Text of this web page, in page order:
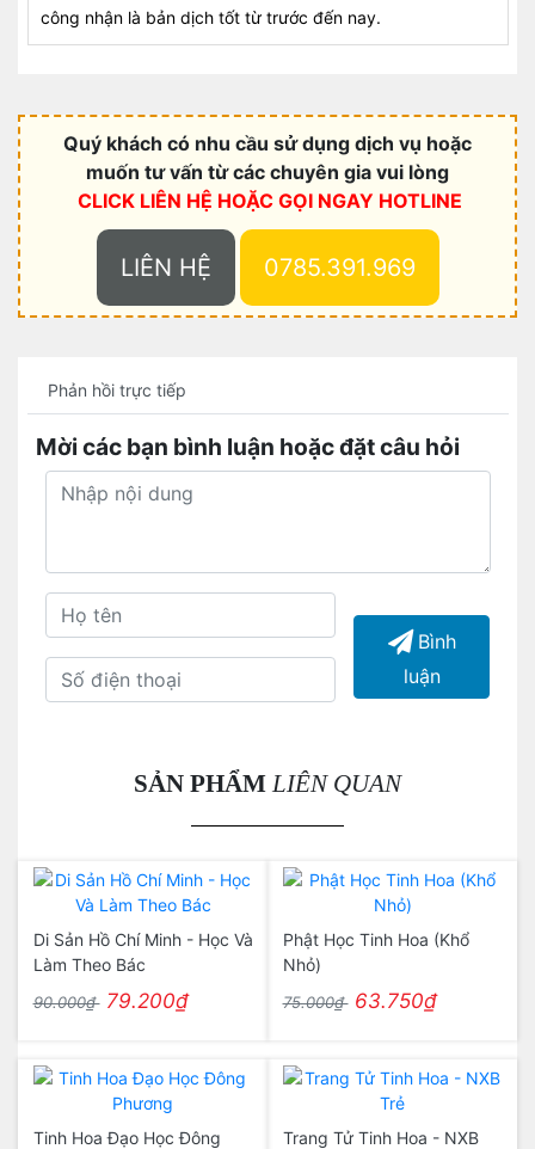
công nhận là bản dịch tốt từ trước đến nay.
Quý khách có nhu cầu sử dụng dịch vụ hoặc
muốn tư vấn từ các chuyên gia vui lòng
CLICK LIÊN HỆ HOẶC GỌI NGAY HOTLINE
LIÊN HỆ 0785.391.969
Phản hồi trực tiếp
Mời các bạn bình luận hoặc đặt câu hỏi
Bình
luận
SẢN PHẨM LIÊN QUAN
Di Sản Hồ Chí Minh - Học Và
Làm Theo Bác
90.000₫ 79.200₫
Phật Học Tinh Hoa (Khổ
Nhỏ)
75.000₫ 63.750₫
Tinh Hoa Đạo Học Đông
Trang Tử Tinh Hoa - NXB